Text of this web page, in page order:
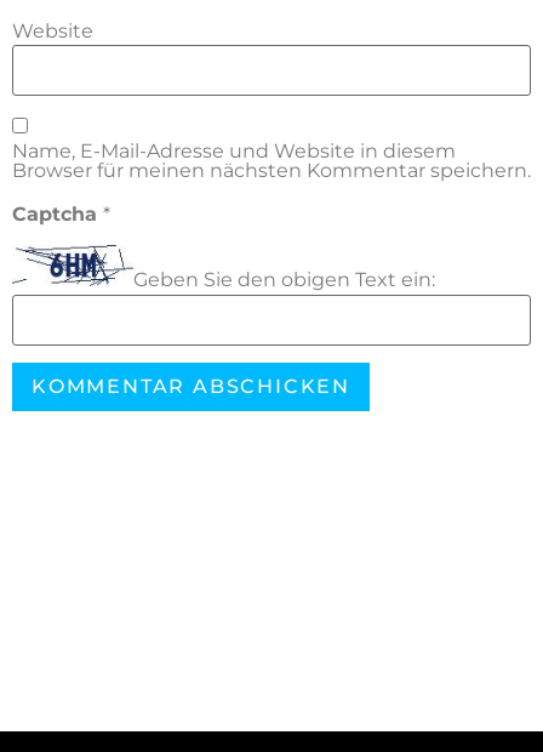
Website
Name, E-Mail-Adresse und Website in diesem
Browser für meinen nächsten Kommentar speichern.
Captcha *
Geben Sie den obigen Text ein: